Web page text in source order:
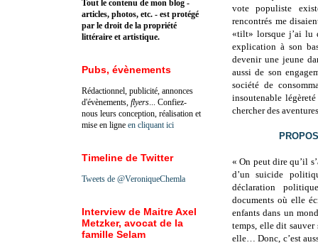
vote populiste
rencontrés me
«tilt» lorsque j’ai lu
explication à son
devenir une jeune
aussi de son
société de
insoutenable
chercher des
« On peut dire qu’il
d’un suicide
déclaration
documents où elle
enfants dans un
temps, elle dit sauver
elle… Donc, c’est
Tout le contenu de mon blog -
articles, photos, etc. - est protégé
par le droit de la propriété
littéraire et artistique.
Pubs, évènements
Rédactionnel, publicité, annonces
d'évènements, flyers ... Confiez-
nous leurs conception, réalisation et
mise en ligne en cliquant ici
Timeline de Twitter
Tweets de @VeroniqueChemla
Interview de Maitre Axel
Metzker, avocat de la
famille Selam